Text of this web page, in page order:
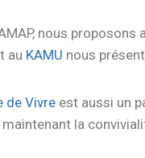
nous proposons
au KAMU nous
de Vivre est aussi un
la